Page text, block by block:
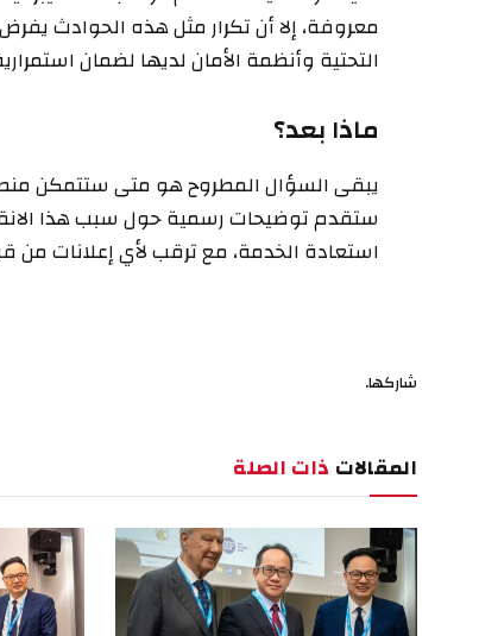
معروفة، إلا أن تكرار مثل هذه الحوادث
التحتية وأنظمة الأمان لديها لضمان
ماذا بعد؟
يبقى السؤال المطروح هو متى ستتمكن
ستقدم توضيحات رسمية حول سبب هذا
استعادة الخدمة، مع ترقب لأي إعلانات من
شاركها.
المقالات ذات الصلة